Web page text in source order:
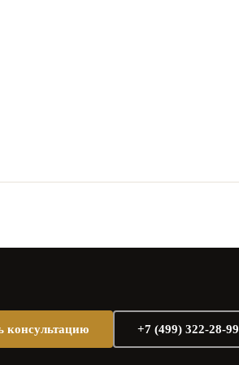
консультацию +7 (499) 322-28-99